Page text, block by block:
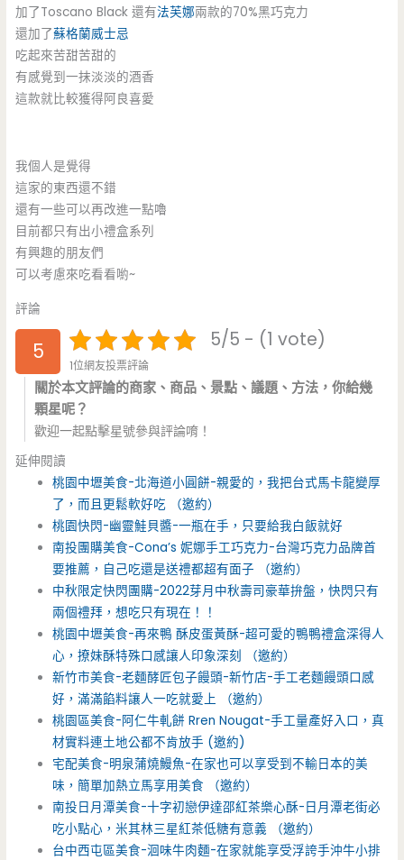
加了Toscano Black 還有法芙娜兩款的70%黑巧克力
還加了蘇格蘭威士忌
吃起來苦甜苦甜的
有感覺到一抹淡淡的酒香
這款就比較獲得阿良喜愛
我個人是覺得
這家的東西還不錯
還有一些可以再改進一點嚕
目前都只有出小禮盒系列
有興趣的朋友們
可以考慮來吃看看喲~
評論
5 5/5 - (1 vote)
1位網友投票評論
關於本文評論的商家、商品、景點、議題、方法，你給幾
顆星呢？
歡迎一起點擊星號參與評論唷！
延伸閱讀
桃園中壢美食-北海道小圓餅-親愛的，我把台式馬卡龍變厚
了，而且更鬆軟好吃 （邀約）
桃園快閃-幽靈鮭貝醬-一瓶在手，只要給我白飯就好
南投團購美食-Cona’s 妮娜手工巧克力-台灣巧克力品牌首
要推薦，自己吃還是送禮都超有面子 （邀約）
中秋限定快閃團購-2022芽月中秋壽司豪華拚盤，快閃只有
兩個禮拜，想吃只有現在！！
桃園中壢美食-再來鴨 酥皮蛋黃酥-超可愛的鴨鴨禮盒深得人
心，撩妹酥特殊口感讓人印象深刻 （邀約）
新竹市美食-老麵酵匠包子饅頭-新竹店-手工老麵饅頭口感
好，滿滿餡料讓人一吃就愛上 （邀約）
桃園區美食-阿仁牛軋餅 Rren Nougat-手工量產好入口，真
材實料連土地公都不肯放手 (邀約)
宅配美食-明泉蒲燒鰻魚-在家也可以享受到不輸日本的美
味，簡單加熱立馬享用美食 （邀約）
南投日月潭美食-十字初戀伊達邵紅茶樂心酥-日月潭老街必
吃小點心，米其林三星紅茶低糖有意義 （邀約）
台中西屯區美食-洄味牛肉麵-在家就能享受浮誇手沖牛小排